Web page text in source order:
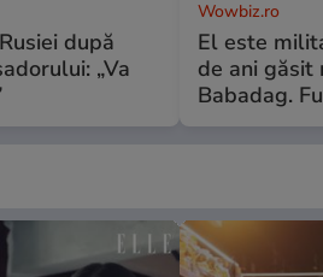
după
„Va
Wowbiz.ro
El este
de ani găsit
Babadag.